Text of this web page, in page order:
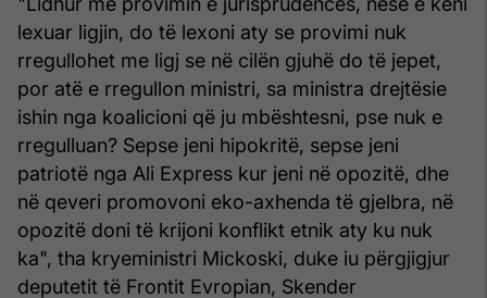
lexuar ligjin, do të lexoni aty se provimi nuk
rregullohet me ligj se në cilën gjuhë do të jepet,
por atë e rregullon ministri, sa ministra drejtësie
ishin nga koalicioni që ju mbështesni, pse nuk e
rregulluan? Sepse jeni hipokritë, sepse jeni
patriotë nga Ali Express kur jeni në opozitë, dhe
në qeveri promovoni eko-axhenda të gjelbra, në
opozitë doni të krijoni konflikt etnik aty ku nuk
ka", tha kryeministri Mickoski, duke iu përgjigjur
deputetit të Frontit Evropian, Skender